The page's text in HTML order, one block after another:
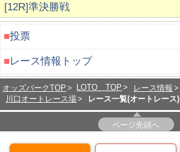
[12R]準決勝戦
■投票
■レース情報トップ
オッズパークTOP LOTO TOP
レース情報
川口オートレース場
レース一覧(オートレース)
ページ先頭へ